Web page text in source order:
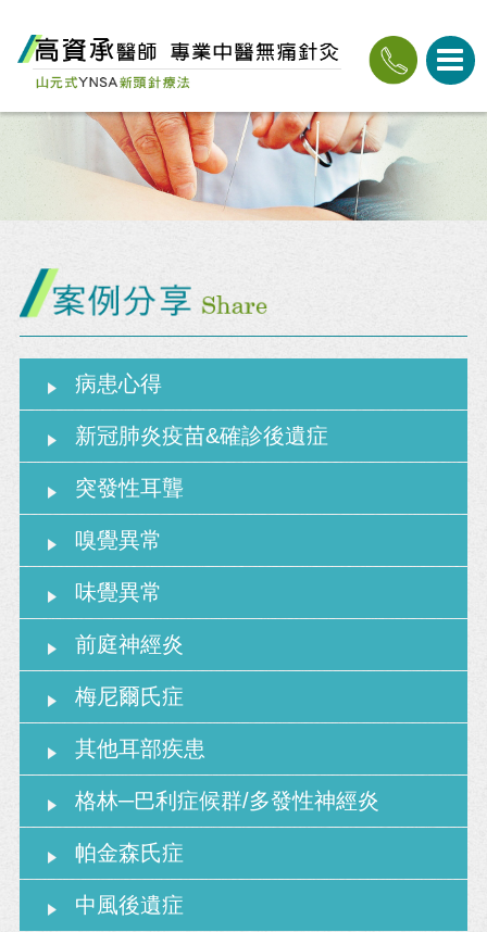
病患心得
新冠肺炎疫苗&確診後遺症
突發性耳聾
嗅覺異常
味覺異常
前庭神經炎
梅尼爾氏症
其他耳部疾患
格林─巴利症候群/多發性神經炎
帕金森氏症
中風後遺症